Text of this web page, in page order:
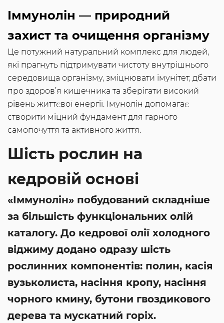
Іммунолін — природний
захист та очищення організму
Це потужний натуральний комплекс для людей,
які прагнуть підтримувати чистоту внутрішнього
середовища організму, зміцнювати імунітет, дбати
про здоров’я кишечника та зберігати високий
рівень життєвої енергії. Імунолін допомагає
створити міцний фундамент для гарного
самопочуття та активного життя.
Шість рослин на
кедровій основі
«Іммунолін» побудований складніше
за більшість функціональних олій
каталогу. До кедрової олії холодного
віджиму додано одразу шість
рослинних компонентів: полин, касія
вузьколиста, насіння кропу, насіння
чорного кмину, бутони гвоздикового
дерева та мускатний горіх.